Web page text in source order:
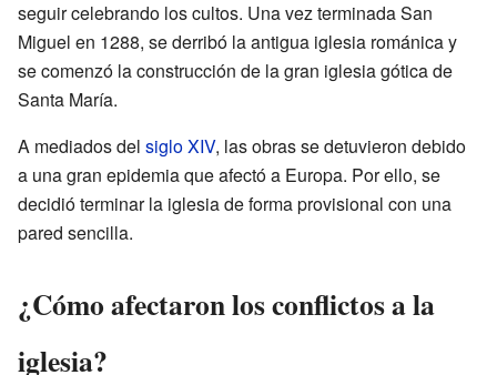
seguir celebrando los cultos. Una vez terminada San
Miguel en 1288, se derribó la antigua iglesia románica y
se comenzó la construcción de la gran iglesia gótica de
Santa María.
A mediados del siglo XIV, las obras se detuvieron debido
a una gran epidemia que afectó a Europa. Por ello, se
decidió terminar la iglesia de forma provisional con una
pared sencilla.
¿Cómo afectaron los conflictos a la
iglesia?